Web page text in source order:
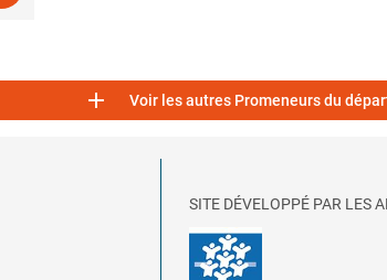
 Voir les autres Promeneurs du
SITE DÉVELOPPÉ PAR LES